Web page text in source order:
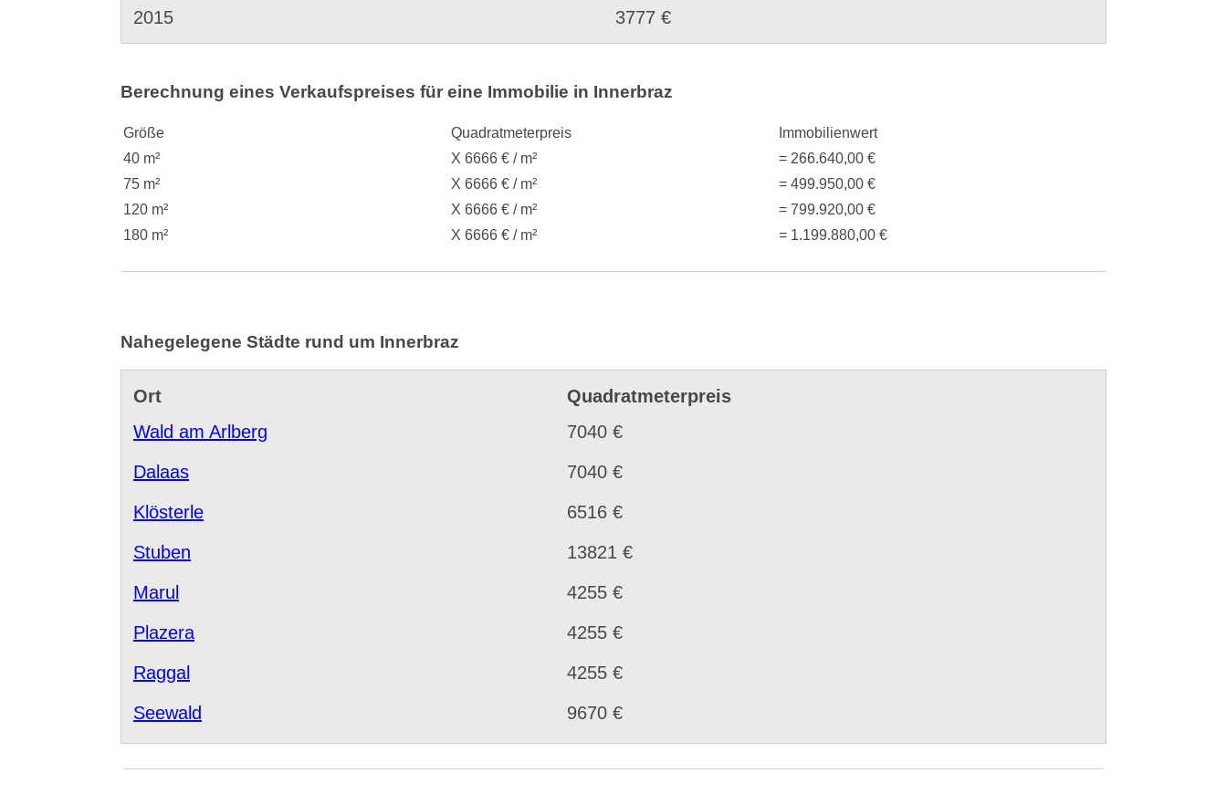
2015
3777 €
Berechnung eines Verkaufspreises für eine Immobilie in Innerbraz
Größe Quadratmeterpreis
Immobilienwert
40 m²
X 6666 € / m²
= 266.640,00 €
75 m²
X 6666 € / m²
= 499.950,00 €
120 m²
X 6666 € / m²
= 799.920,00 €
180 m²
X 6666 € / m² = 1.199.880,00 €
Nahegelegene Städte rund um Innerbraz
Ort
Quadratmeterpreis
Wald am Arlberg
7040 €
Dalaas
7040 €
Klösterle
6516 €
Stuben
13821 €
Marul
4255 €
Plazera
4255 €
Raggal
4255 €
Seewald
9670 €